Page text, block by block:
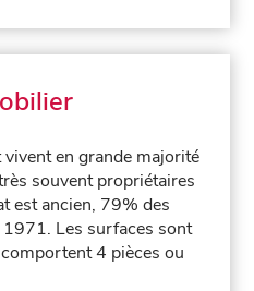
en grande majorité
souvent propriétaires
est ancien, 79% des
Les surfaces sont
4 pièces ou